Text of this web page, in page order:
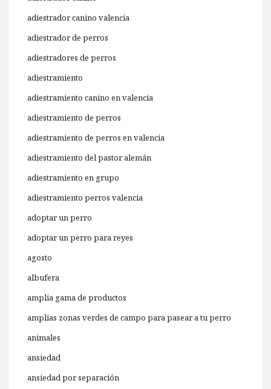
adiestrador canino valencia
adiestrador de perros
adiestradores de perros
adiestramiento
adiestramiento canino en valencia
adiestramiento de perros
adiestramiento de perros en valencia
adiestramiento del pastor alemán
adiestramiento en grupo
adiestramiento perros valencia
adoptar un perro
adoptar un perro para reyes
agosto
albufera
amplia gama de productos
amplias zonas verdes de campo para pasear a tu perro
animales
ansiedad
ansiedad por separación